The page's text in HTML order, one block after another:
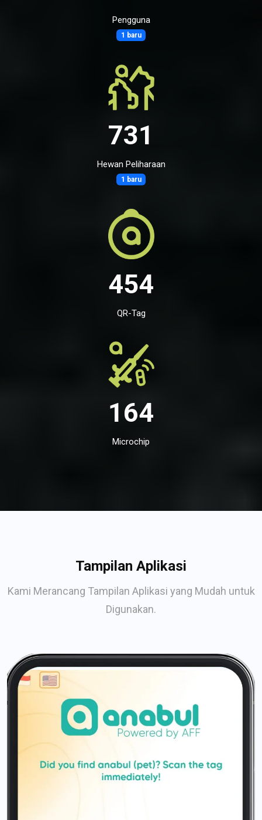
Pengguna
1 baru
731
Hewan Peliharaan
1 baru
454
QR-Tag
164
Microchip
Tampilan Aplikasi
Kami Merancang Tampilan Aplikasi yang Mudah untuk
Digunakan.